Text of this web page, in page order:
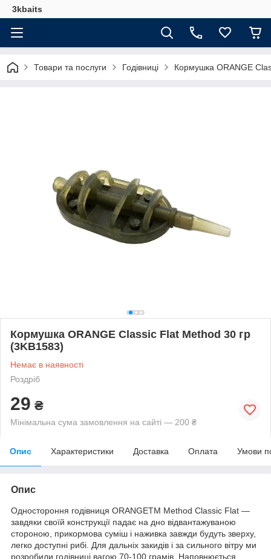
3kbaits
Товари та послуги Годівниці Кормушка ORANGE
Кормушка ORANGE Classic Flat Method 30 гр
(3KB1583)
Немає в наявності
Роздріб
29 ₴
Мінімальна сума замовлення на сайті — 200 ₴
Опис Характеристики Доставка Оплата Умови
Опис
Одностороння годівниця ORANGETM Method Classic Flat —
завдяки своїй конструкції падає на дно відвантажуваною
стороною, прикормова суміш і наживка завжди будуть зверху,
легко доступні рибі. Для дальніх закидів і за сильного вітру ми
розробили годівниці вагою 70-100 грамів. Наповнюється